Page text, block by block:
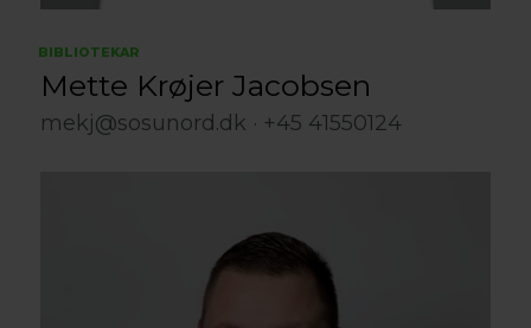
BIBLIOTEKAR
Mette Krøjer Jacobsen
mekj@sosunord.dk +45 41550124